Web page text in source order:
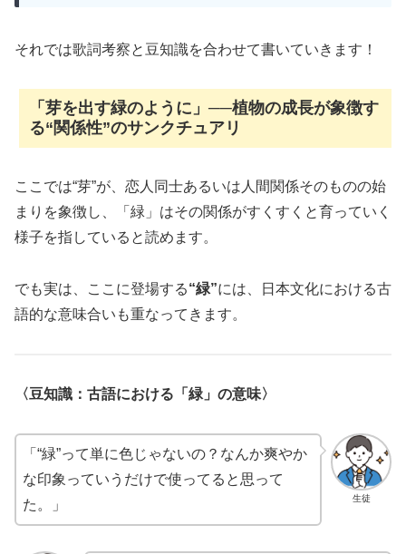
それでは歌詞考察と豆知識を合わせて書いていきます！
「芽を出す緑のように」──植物の成長が象徴す
る“関係性”のサンクチュアリ
ここでは“芽”が、恋人同士あるいは人間関係そのものの始
まりを象徴し、「緑」はその関係がすくすくと育っていく
様子を指していると読めます。
でも実は、ここに登場する“緑”には、日本文化における古
語的な意味合いも重なってきます。
〈豆知識：古語における「緑」の意味〉
生徒
「“緑”って単に色じゃないの？なんか爽やか
な印象っていうだけで使ってると思って
た。」